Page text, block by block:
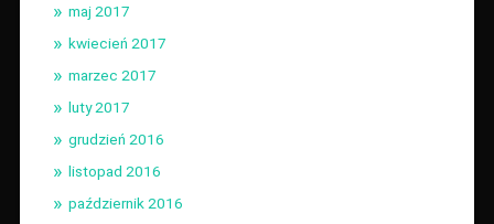
maj 2017
kwiecień 2017
marzec 2017
luty 2017
grudzień 2016
listopad 2016
październik 2016